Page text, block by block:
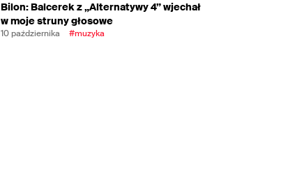
Bilon: Balcerek z „Alternatywy 4” wjechał
w moje struny głosowe
10 października #muzyka